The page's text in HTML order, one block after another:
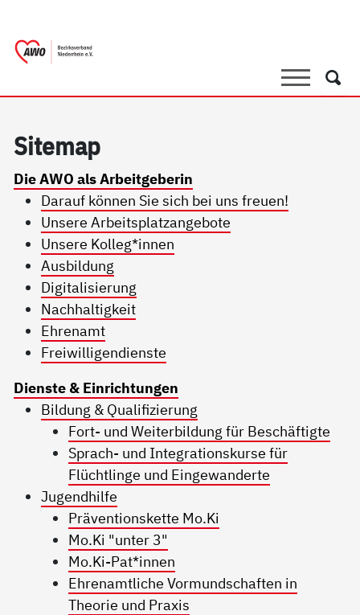
SucheSuche
Si­te­map
Die AWO als Arbeitgeberin
Darauf können Sie sich bei uns freuen!
Unsere Arbeitsplatzangebote
Unsere Kolleg*innen
Ausbildung
Digitalisierung
Nachhaltigkeit
Ehrenamt
Freiwilligendienste
Dienste & Einrichtungen
Bildung & Qualifizierung
Fort- und Weiterbildung für Beschäftigte
Sprach- und Integrationskurse für
Flüchtlinge und Eingewanderte
Jugendhilfe
Präventionskette Mo.Ki
Mo.Ki "unter 3"
Mo.Ki-Pat*innen
Ehrenamtliche Vormundschaften in
Theorie und Praxis